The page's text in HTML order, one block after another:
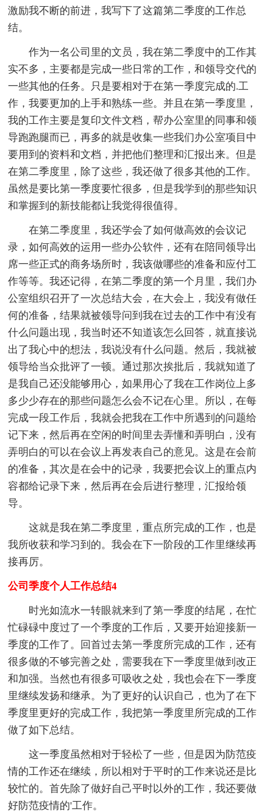
激励我不断的前进，我写下了这篇第二季度的工作总
结。
作为一名公司里的文员，我在第二季度中的工作其
实不多，主要都是完成一些日常的工作，和领导交代的
一些其他的任务。只是要相对于在第一季度完成的.工
作，我要更加的上手和熟练一些。并且在第一季度里，
我的工作主要是复印文件文档，帮办公室里的同事和领
导跑跑腿而已，再多的就是收集一些我们办公室项目中
要用到的资料和文档，并把他们整理和汇报出来。但是
在第二季度里，除了这些，我还做了很多其他的工作。
虽然是要比第一季度要忙很多，但是我学到的那些知识
和掌握到的新技能都让我觉得很值得。
在第二季度里，我还学会了如何做高效的会议记
录，如何高效的运用一些办公软件，还有在陪同领导出
席一些正式的商务场所时，我该做哪些的准备和应付工
作等等。我还记得，在第二季度的第一个月里，我们办
公室组织召开了一次总结大会，在大会上，我没有做任
何的准备，结果就被领导问到我在过去的工作中有没有
什么问题出现，我当时还不知道该怎么回答，就直接说
出了我心中的想法，我说没有什么问题。然后，我就被
领导给当众批评了一顿。通过那次挨批后，我就知道了
是我自己还没能够用心，如果用心了我在工作岗位上多
多少少存在的那些问题怎么会不记在心里。所以，在每
完成一段工作后，我就会把我在工作中所遇到的问题给
记下来，然后再在空闲的时间里去弄懂和弄明白，没有
弄明白的可以在会议上再发表自己的意见。这是在会前
的准备，其次是在会中的记录，我要把会议上的重点内
容都给记录下来，然后再在会后进行整理，汇报给领
导。
这就是我在第二季度里，重点所完成的工作，也是
我所收获和学习到的。我会在下一阶段的工作里继续再
接再厉。
公司季度个人工作总结4
时光如流水一转眼就来到了第一季度的结尾，在忙
忙碌碌中度过了一个季度的工作后，又要开始迎接新一
季度的工作了。回首过去第一季度所完成的工作，还有
很多做的不够完善之处，需要我在下一季度里做到改正
和加强。当然也有很多可吸收之处，我也会在下一季度
里继续发扬和继承。为了更好的认识自己，也为了在下
季度里更好的完成工作，我把第一季度里所完成的工作
做了如下总结。
这一季度虽然相对于轻松了一些，但是因为防范疫
情的工作还在继续，所以相对于平时的工作来说还是比
较忙的。首先除了做好自己平时以外的工作，我还要做
好防范疫情的'工作。